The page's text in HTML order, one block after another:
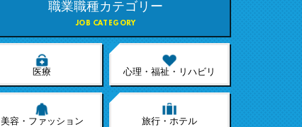
職業職種カテゴリー
JOB CATEGORY
医療 心理・福祉・リハビリ
美容・ファッション 旅行・ホテル